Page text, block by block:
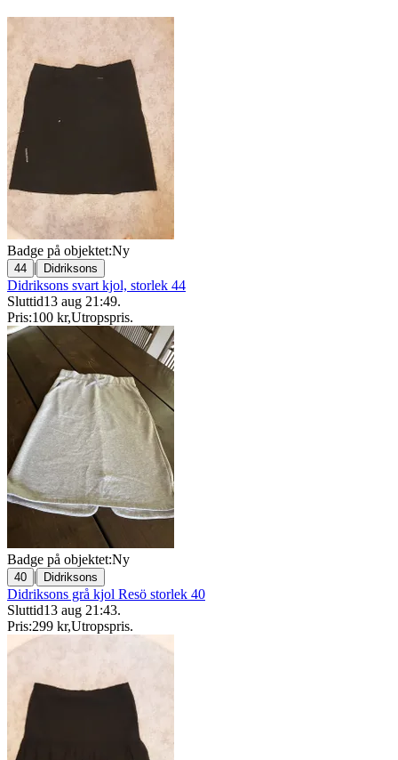
Badge på objektet:Ny
44 | Didriksons
Didriksons svart kjol, storlek 44
Sluttid13 aug 21:49.
Pris:100 kr,Utropspris.
Badge på objektet:Ny
40 | Didriksons
Didriksons grå kjol Resö storlek 40
Sluttid13 aug 21:43.
Pris:299 kr,Utropspris.